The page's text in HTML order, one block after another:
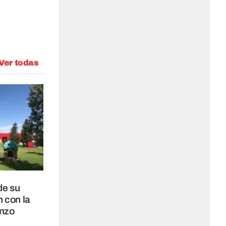
todas
su
con la